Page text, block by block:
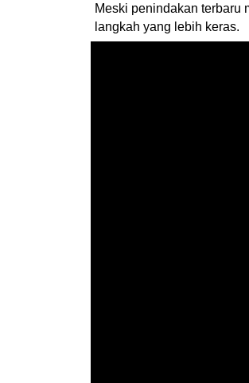
Meski penindakan terbaru
langkah yang lebih keras.